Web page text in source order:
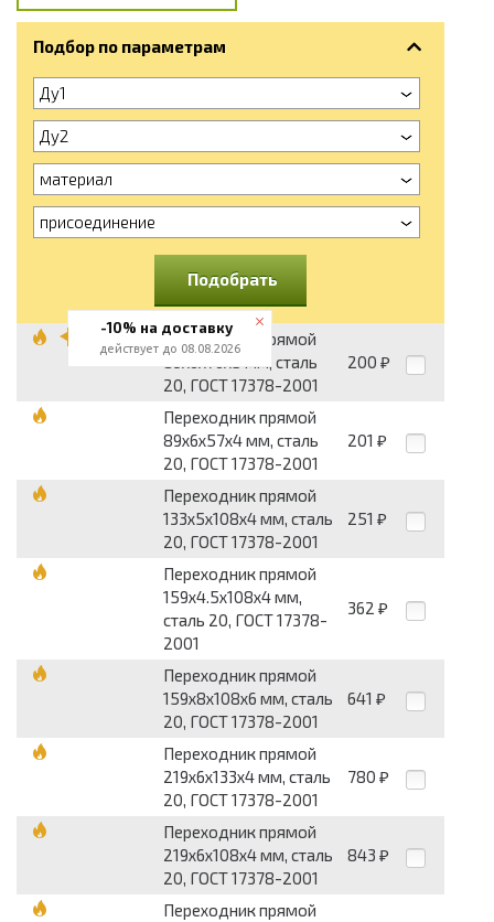
Подбор по параметрам
Ду1
Ду2
материал
присоединение
Подобрать
Переходник прямой
89х6x76х5 мм, сталь
20, ГОСТ 17378-2001
200 ₽
Переходник прямой
89х6x57х4 мм, сталь
20, ГОСТ 17378-2001
201 ₽
Переходник прямой
133х5x108х4 мм, сталь
20, ГОСТ 17378-2001
251 ₽
Переходник прямой
159х4.5x108х4 мм,
сталь 20, ГОСТ 17378-
2001
362 ₽
Переходник прямой
159х8x108х6 мм, сталь
20, ГОСТ 17378-2001
641 ₽
Переходник прямой
219х6x133х4 мм, сталь
20, ГОСТ 17378-2001
780 ₽
Переходник прямой
219х6x108х4 мм, сталь
20, ГОСТ 17378-2001
843 ₽
Переходник прямой
-10% на доставку
действует до 08.08.2026